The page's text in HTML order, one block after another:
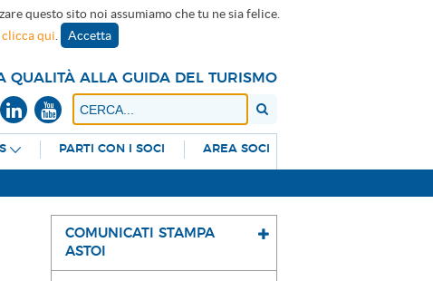
questo sito noi assumiamo che tu ne sia felice.
clicca qui Accetta
QUALITÀ ALLA GUIDA DEL TURISMO
PARTI CON I SOCI AREA SOCI
COMUNICATI STAMPA
ASTOI